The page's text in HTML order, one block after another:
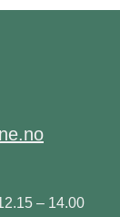
– 14.00